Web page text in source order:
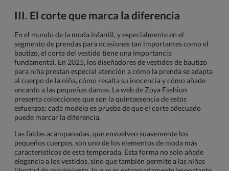
III. El corte que marca la diferencia
En el mundo de la moda infantil, y especialmente en el
segmento de prendas para ocasiones tan importantes como el
bautizo, el corte del vestido tiene una importancia
fundamental. En 2025, los diseñadores de vestidos de bautizo
para niña prestan especial atención a cómo la prenda se adapta
al cuerpo de la niña, cómo resalta su inocencia y cómo añade
encanto a las pequeñas damas. La web de Zoya Fashion
presenta colecciones que son la quintaesencia de estos
esfuerzos: cada modelo es prueba de que el corte adecuado
puede marcar la diferencia.
Las faldas acampanadas, que envuelven suavemente los
pequeños cuerpos, son uno de los elementos de moda más
característicos de esta temporada. Esta forma no solo añade
elegancia a los vestidos, sino que también permite a las niñas